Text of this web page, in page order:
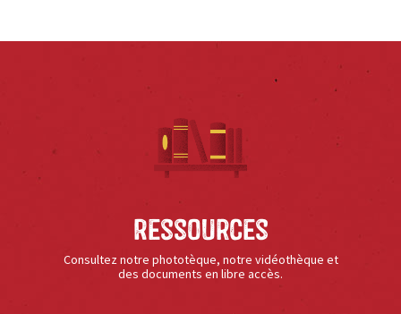
Ressources
Consultez notre phototèque, notre vidéothèque et
des documents en libre accès.